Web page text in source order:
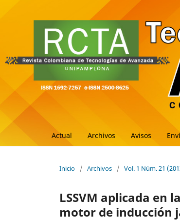
Actual Archivos Avisos
Inicio / Archivos / Vol. 1 Núm. 21
LSSVM aplicada en
motor de inducción